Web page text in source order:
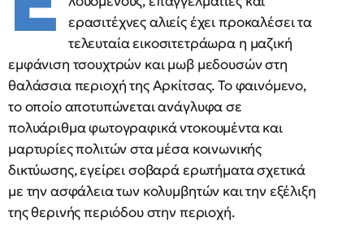
ερασιτέχνες αλιείς έχει προκαλέσει τα
τελευταία εικοσιτετράωρα η μαζική
εμφάνιση τσουχτρών και μωβ μεδουσών στη
θαλάσσια περιοχή της Αρκίτσας. Το φαινόμενο,
το οποίο αποτυπώνεται ανάγλυφα σε
πολυάριθμα φωτογραφικά ντοκουμέντα και
μαρτυρίες πολιτών στα μέσα κοινωνικής
δικτύωσης, εγείρει σοβαρά ερωτήματα σχετικά
με την ασφάλεια των κολυμβητών και την εξέλιξη
της θερινής περιόδου στην περιοχή.